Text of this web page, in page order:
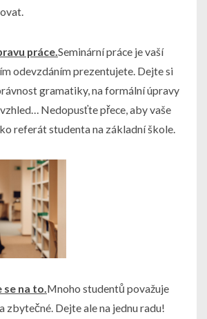
práce.Seminární práce je vaší
odevzdáním prezentujete. Dejte si
gramatiky, na formální úpravy
Nedopusťte přece, aby vaše
referát studenta na základní škole.
se na to.Mnoho studentů považuje
zbytečné. Dejte ale na jednu radu!